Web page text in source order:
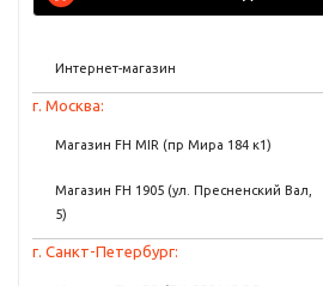
Интернет-магазин
г. Москва:
Магазин FH MIR (пр Мира 184 к1)
Магазин FH 1905 (ул. Пресненский Вал,
5)
г. Санкт-Петербург: